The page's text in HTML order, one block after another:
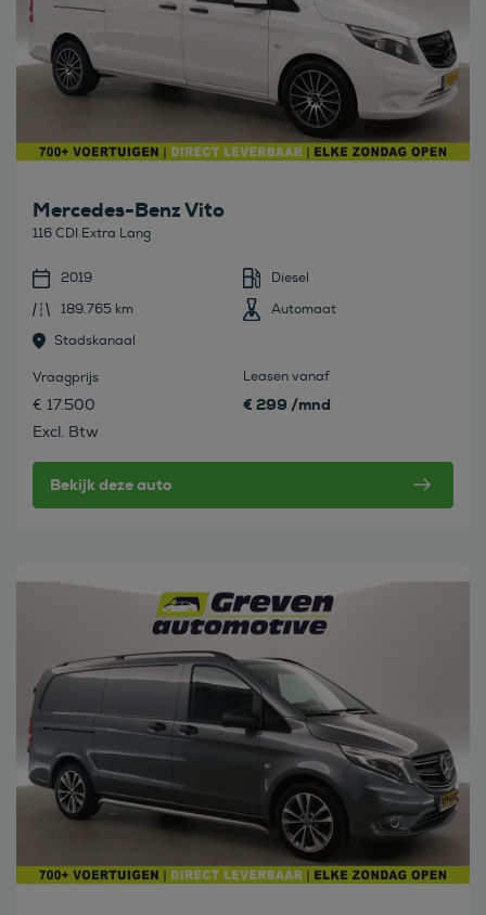
Mercedes-Benz Vito
116 CDI Extra Lang
2019
Diesel
189.765 km
Automaat
Stadskanaal
Vraagprijs
€ 17.500
Excl. Btw
Leasen vanaf
€ 299 /mnd
Bekijk deze auto
Bekijk deze auto